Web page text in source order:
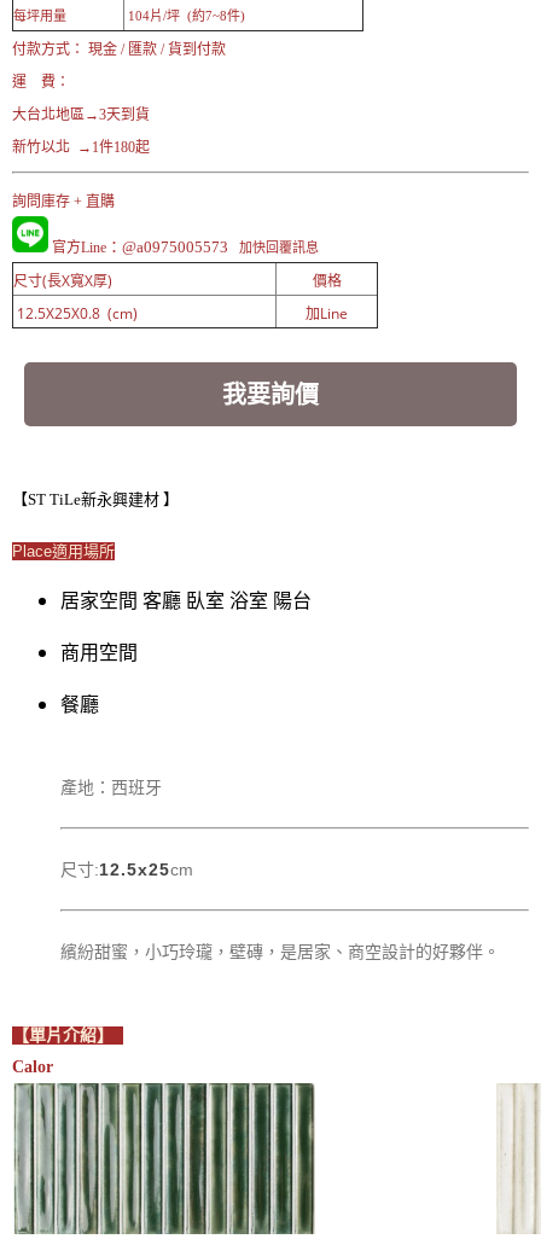
每坪用量 104片/坪 (約7~8件)
付款方式： 現金 / 匯款 / 貨到付款
運 費：
大台北地區→3天到貨
新竹以北 →1件180起
詢問庫存 + 直購
官方Line ：@a0975005573 加快回覆訊息
尺寸(長X寬X厚)
價格
12.5X25X0.8 (cm)
加Line
我要詢價
【ST TiLe新永興建材 】
Place適用場所
居家空間 客廳 臥室 浴室 陽台
商用空間
餐廳
產地：西班牙
尺寸:12.5x25cm
繽紛甜蜜，小巧玲瓏，壁磚，是居家、商空設計的好夥伴。
【單片介紹】
Calor